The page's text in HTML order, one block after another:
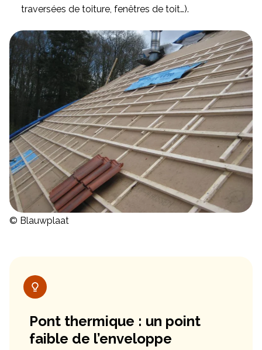
traversées de toiture, fenêtres de toit…).
© Blauwplaat
Pont thermique : un point
faible de l’enveloppe